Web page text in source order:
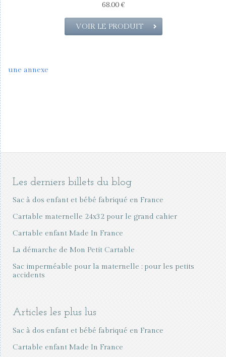
68.00 €
VOIR LE PRODUIT
une annexe
Les derniers billets du blog
Sac à dos enfant et bébé fabriqué en France
Cartable maternelle 24x32 pour le grand cahier
Cartable enfant Made In France
La démarche de Mon Petit Cartable
Sac imperméable pour la maternelle : pour les petits
accidents
Articles les plus lus
Sac à dos enfant et bébé fabriqué en France
Cartable enfant Made In France